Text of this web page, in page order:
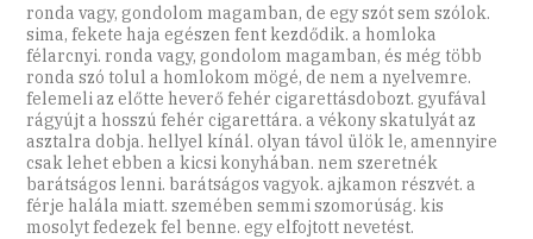
ronda vagy, gondolom magamban, de egy szót sem szólok.
sima, fekete haja egészen fent kezdődik. a homloka
félarcnyi. ronda vagy, gondolom magamban, és még több
ronda szó tolul a homlokom mögé, de nem a nyelvemre.
felemeli az előtte heverő fehér cigarettásdobozt. gyufával
rágyújt a hosszú fehér cigarettára. a vékony skatulyát az
asztalra dobja. hellyel kínál. olyan távol ülök le, amennyire
csak lehet ebben a kicsi konyhában. nem szeretnék
barátságos lenni. barátságos vagyok. ajkamon részvét. a
férje halála miatt. szemében semmi szomorúság. kis
mosolyt fedezek fel benne. egy elfojtott nevetést.